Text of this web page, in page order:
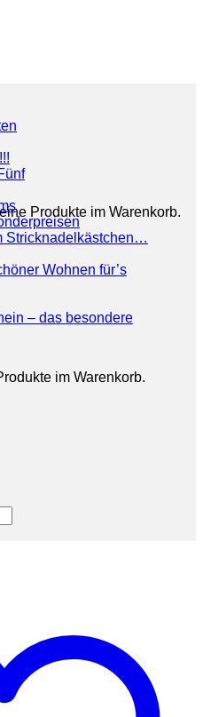
Produkte im Warenkorb.
im Warenkorb.
Stricknadelkästchen…
Wohnen für’s
– das besondere